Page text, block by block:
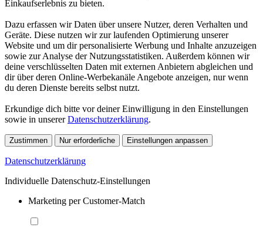
Einkaufserlebnis zu bieten.
Dazu erfassen wir Daten über unsere Nutzer, deren Verhalten und
Geräte. Diese nutzen wir zur laufenden Optimierung unserer
Website und um dir personalisierte Werbung und Inhalte anzuzeigen
sowie zur Analyse der Nutzungsstatistiken. Außerdem können wir
deine verschlüsselten Daten mit externen Anbietern abgleichen und
dir über deren Online-Werbekanäle Angebote anzeigen, nur wenn
du deren Dienste bereits selbst nutzt.
Erkundige dich bitte vor deiner Einwilligung in den Einstellungen
sowie in unsererDatenschutzerklärung.
Zustimmen Nur erforderliche Einstellungen anpassen
Datenschutzerklärung
Individuelle Datenschutz-Einstellungen
Marketing per Customer-Match